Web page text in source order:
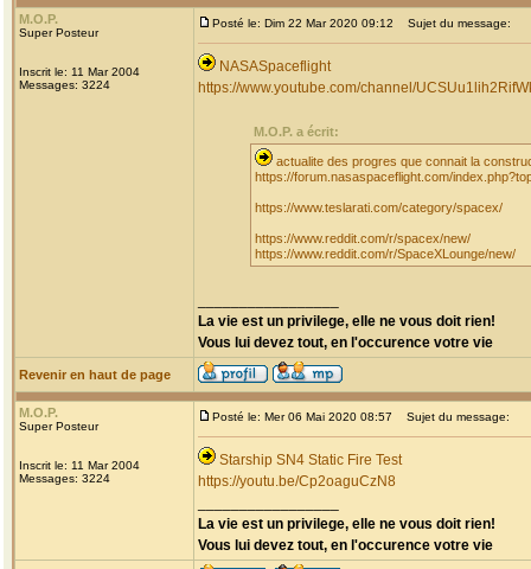
M.O.P.
Super Posteur
Inscrit le: 11 Mar 2004
Messages: 3224
Posté le: Dim 22 Mar 2020 09:12 Sujet du message:
NASASpaceflight
https://www.youtube.com/channel/
M.O.P. a écrit:
actualite des progres que connait la
https://forum.nasaspaceflight.com/
https://www.teslarati.com/category/spacex/
https://www.reddit.com/r/spacex/new/
https://www.reddit.com/r/SpaceXLounge/new/
La vie est un privilege, elle ne vous doit rien!
Vous lui devez tout, en l'occurence votre vie
Revenir en haut de page
M.O.P.
Super Posteur
Inscrit le: 11 Mar 2004
Messages: 3224
Posté le: Mer 06 Mai 2020 08:57 Sujet du message:
Starship SN4 Static Fire Test
https://youtu.be/Cp2oaguCzN8
La vie est un privilege, elle ne vous doit rien!
Vous lui devez tout, en l'occurence votre vie